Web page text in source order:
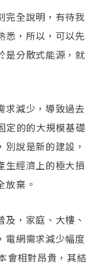
完全說明，有待我
悉，所以，可以先
是分散式能源，就
求減少，導致過去
定的的大規模基礎
說是新的建設，
生經濟上的極大損
放棄。
，家庭、大樓、
電網需求減少幅度
會相對昂貴，其結